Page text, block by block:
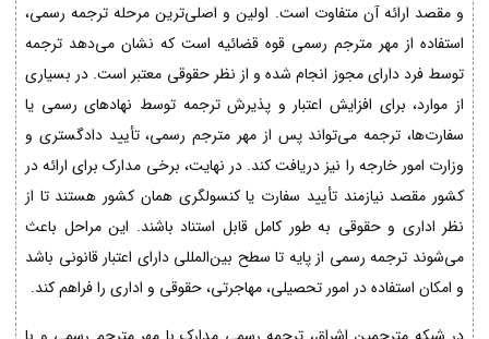
و مقصد ارائه آن متفاوت است. اولین و اصلی‌ترین مرحله ترجمه رسمی،
استفاده از مهر مترجم رسمی قوه قضائیه است که نشان می‌دهد ترجمه
توسط فرد دارای مجوز انجام شده و از نظر حقوقی معتبر است. در بسیاری
از موارد، برای افزایش اعتبار و پذیرش ترجمه توسط نهادهای رسمی یا
سفارت‌ها، ترجمه می‌تواند پس از مهر مترجم رسمی، تأیید دادگستری و
وزارت امور خارجه را نیز دریافت کند. در نهایت، برخی مدارک برای ارائه در
کشور مقصد نیازمند تأیید سفارت یا کنسولگری همان کشور هستند تا از
نظر اداری و حقوقی به طور کامل قابل استناد باشند. این مراحل باعث
می‌شوند ترجمه رسمی از پایه تا سطح بین‌المللی دارای اعتبار قانونی باشد
و امکان استفاده در امور تحصیلی، مهاجرتی، حقوقی و اداری را فراهم کند.